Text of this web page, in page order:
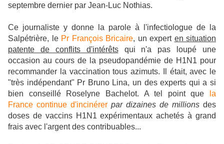
septembre dernier par Jean-Luc Nothias.
Ce journaliste y donne la parole à l'infectiologue de la
Salpétrière, le Pr François Bricaire, un expert en situation
patente de conflits d'intérêtsqui n'a pas loupé une
occasion au cours de la pseudopandémie de H1N1 pour
recommander la vaccination tous azimuts. Il était, avec le
"très indépendant" Pr Bruno Lina, un des experts qui a si
bien conseillé Roselyne Bachelot. A tel point que
la
France continue d'incinérer par dizaines de millions des
doses de vaccins H1N1 expérimentaux achetés à grand
frais avec l'argent des contribuables...